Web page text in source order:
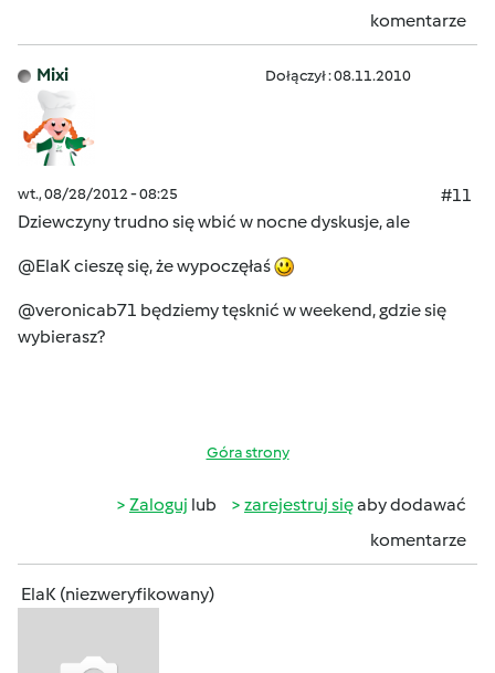
komentarze
Mixi Dołączył : 08.11.2010
wt., 08/28/2012 - 08:25
#11
Dziewczyny trudno się wbić w nocne dyskusje, ale
@ElaK cieszę się, że wypoczęłaś
@veronicab71 będziemy tęsknić w weekend, gdzie się
wybierasz?
Góra strony
Zaloguj lub zarejestruj sięaby dodawać
komentarze
ElaK (niezweryfikowany)